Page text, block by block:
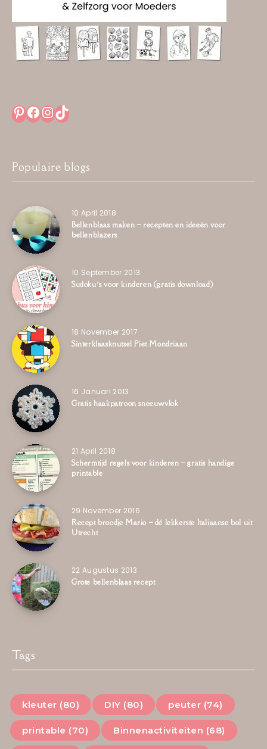
Pinterest
Facebook
Instagram
TikTok
Populaire blogs
10 April 2018
Bellenblaas maken – recepten en ideeën voor
bellenblazers
10 September 2013
Sudoku’s voor kinderen (gratis download)
18 November 2017
Sinterklaasknutsel Piet Mondriaan
16 Januari 2013
Gratis haakpatroon sneeuwvlok
21 April 2018
Schermtijd regels voor kinderen – gratis handige
printable
29 November 2016
Recept broodje Mario – dé lekkerste Italiaanse bol uit
Utrecht
22 Augustus 2013
Grote bellenblaas recept
Tags
kleuter (80) DIY (80) peuter (74)
printable (70) Binnenactiviteiten (68)